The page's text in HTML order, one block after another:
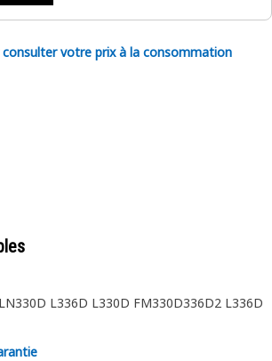
votre prix à la consommation
330D L336D L330D FM330D336D2 L336D